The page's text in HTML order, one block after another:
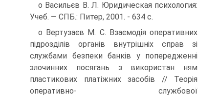
o Васильєв В. Л. Юридическая психология:
Учеб. — СПБ.: Питер, 2001. - 634 с.
о Вертузаєв М. С. Взаємодія оперативних
підрозділів органів внутрішніх справ зі
службами безпеки банків у попередженні
злочинних посягань з використан ням
пластикових платіжних засобів // Теорія
оперативно- службової